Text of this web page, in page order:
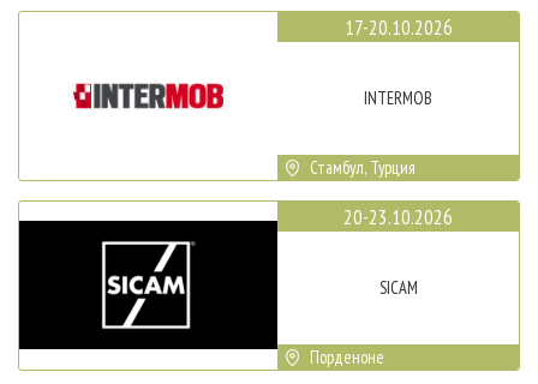
17-20.10.2026
INTERMOB
Стамбул, Турция
20-23.10.2026
SICAM
Порденоне